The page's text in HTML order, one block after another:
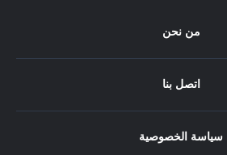
من نحن
اتصل بنا
سياسة الخصوصية